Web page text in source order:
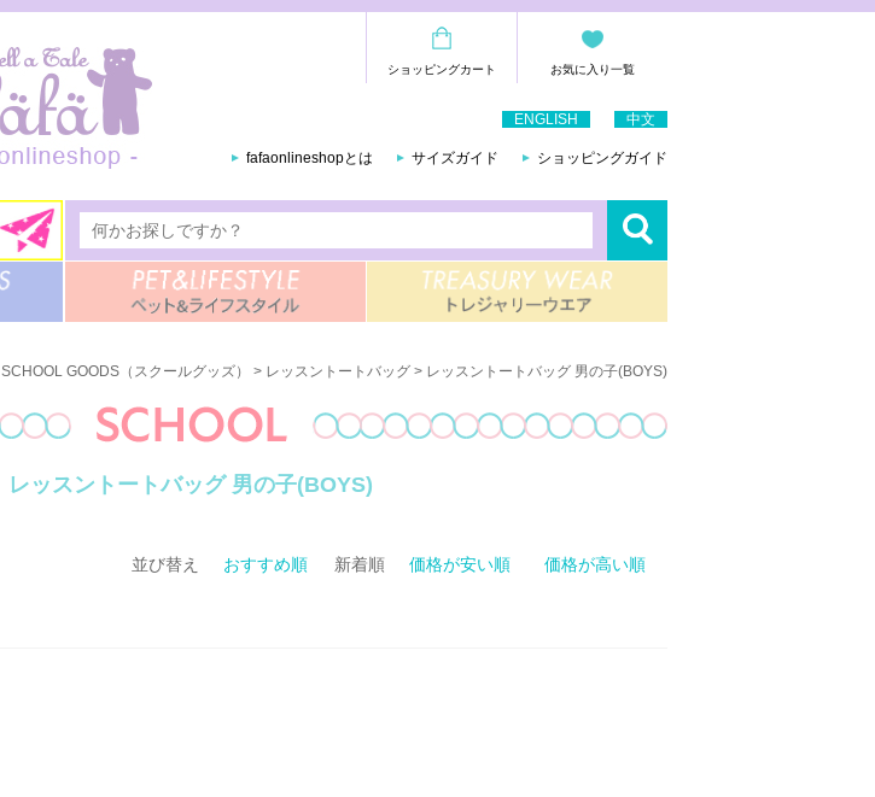
ショッピングカート お気に入り一覧
ENGLISH 中文
fafaonlineshopとは サイズガイド ショッピングガイド
SCHOOL GOODS（スクールグッズ） > レッスントートバッグ > レッスントートバッグ 男の子(BOYS)
レッスントートバッグ 男の子(BOYS)
並び替え おすすめ順 新着順 価格が安い順 価格が高い順